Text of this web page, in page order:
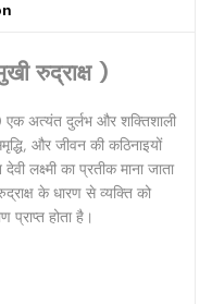
रुद्राक्ष )
एक अत्यंत दुर्लभ और शक्तिशाली
और जीवन की कठिनाइयों
लक्ष्मी का प्रतीक माना जाता
के धारण से व्यक्ति को
होता है।